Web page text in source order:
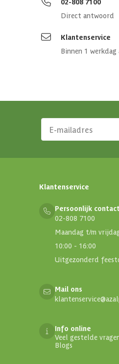
Direct antwoord
Klantenservice
Binnen 1
Klantenservice
Persoonlijk contact
02-808 7100
Maandag t/m
10:00 - 16:00
Uitgezonderd
Mail ons
Info online
Veel gestelde
Blogs